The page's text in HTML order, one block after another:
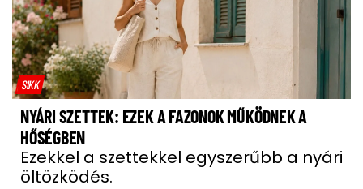
SIKK
NYÁRI SZETTEK: EZEK A FAZONOK MŰKÖDNEK A
HŐSÉGBEN
Ezekkel a szettekkel egyszerűbb a nyári
öltözködés.